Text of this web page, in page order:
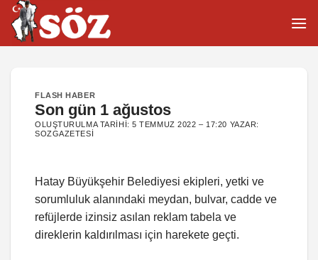
İçeriğe
atla
FLASH HABER
Son gün 1 ağustos
OLUŞTURULMA TARIHI:5 TEMMUZ 2022 – 17:20 YAZAR:
SOZGAZETESI
Hatay Büyükşehir Belediyesi ekipleri, yetki ve
sorumluluk alanındaki meydan, bulvar, cadde ve
refüjlerde izinsiz asılan reklam tabela ve
direklerin kaldırılması için harekete geçti.